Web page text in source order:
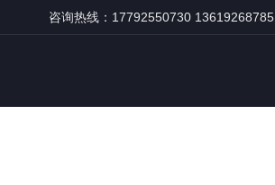
咨询热线：17792550730 13619268785